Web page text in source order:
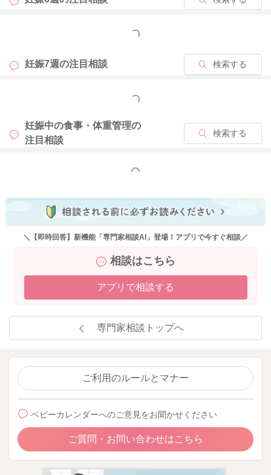
もっと見る
妊娠7週の注目相談 検索する
もっと見る
妊娠中の食事・体重管理の
注目相談
検索する
もっと見る
＼【即時回答】新機能「専門家相談AI」登場！アプリで今すぐ相談／
相談はこちら
アプリで相談する
専門家相談トップへ
ご利用のルールとマナー
ベビーカレンダーへのご意見をお聞かせください
ご質問・お問い合わせはこちら